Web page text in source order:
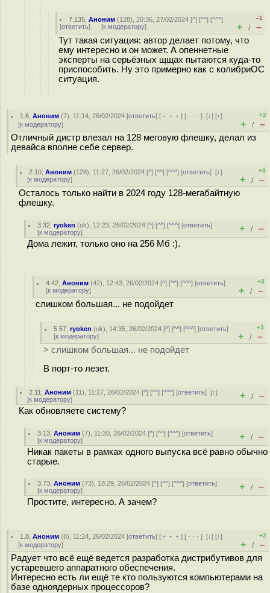
7.135 ,Аноним (128), 20:36, 27/02/2024 [^] [^^] [^^^]
[ответить] [к модератору]
–1
+ / –
Тут такая ситуация: автор делает потому, что
ему интересно и он может. А опеннетные
эксперты на серьёзных щщах пытаются куда-то
приспособить. Ну это примерно как с колибриОС
ситуация.
1.6 ,Аноним (7), 11:14, 26/02/2024 [ответить] [ ﹢﹢﹢] [ · · ·][↓] [↑]
[к модератору]
+2
+ / –
Отличный дистр влезал на 128 меговую флешку, делал из
девайса вполне себе сервер.
2.10 ,Аноним (128), 11:27, 26/02/2024 [^] [^^] [^^^] [ответить][↓]
[к модератору]
+3
+ / –
Осталось только найти в 2024 году 128-мегабайтную
флешку.
3.32 ,ryoken (ok), 12:23, 26/02/2024 [^] [^^] [^^^] [ответить]
[к модератору] + / –
Дома лежит, только оно на 256 Мб :).
4.42 ,Аноним (42), 12:43, 26/02/2024 [^] [^^] [^^^] [ответить]
[к модератору]
+3
+ / –
слишком большая... не подойдет
5.57 ,ryoken (ok), 14:35, 26/02/2024 [^] [^^] [^^^] [ответить]
[к модератору]
+3
+ / –
> слишком большая... не подойдет
В порт-то лезет.
2.11 ,Аноним (11), 11:27, 26/02/2024 [^] [^^] [^^^] [ответить][↑]
[к модератору] + / –
Как обновляете систему?
3.13 ,Аноним (7), 11:30, 26/02/2024 [^] [^^] [^^^] [ответить]
[к модератору] + / –
Никак пакеты в рамках одного выпуска всё равно обычно
старые.
3.73 ,Аноним (73), 18:29, 26/02/2024 [^] [^^] [^^^] [ответить]
[к модератору] + / –
Простите, интересно. А зачем?
1.8 ,Аноним (8), 11:24, 26/02/2024 [ответить] [ ﹢﹢﹢] [ · · ·][↓] [↑]
[к модератору]
+2
+ / –
Радует что всё ещё ведется разработка дистрибутивов для
устаревшего аппаратного обеспечения.
Интересно есть ли ещё те кто пользуются компьютерами на
базе одноядерных процессоров?